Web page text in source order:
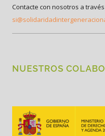
Contacte con nosotros a
NUESTROS